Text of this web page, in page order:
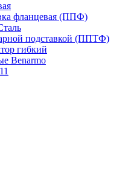
фланцевая (ППФ)
подставкой (ППТФ)
гибкий
Benarmo